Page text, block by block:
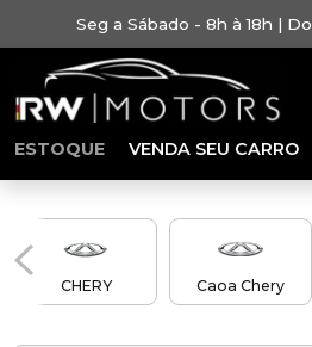
Seg a Sábado - 8h à 18h |
ESTOQUE VENDA SEU CARRO
CHERY Caoa Chery